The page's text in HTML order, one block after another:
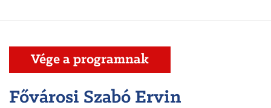
Vége a programnak
Fővárosi Szabó Ervin